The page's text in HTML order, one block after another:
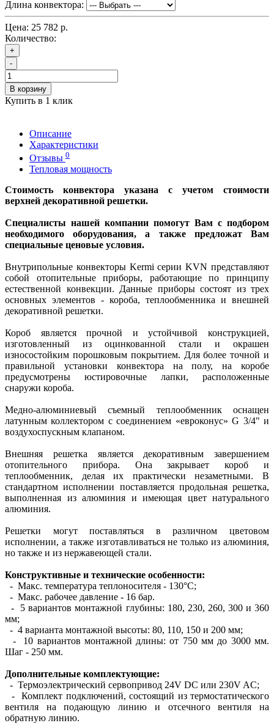
Длина конвектора:
Цена: 25 782 р.
Количество:
+
-
В корзину
Купить в 1 клик
Описание
Характеристики
Отзывы 0
Тепловая мощность
Стоимость конвектора указана с учетом стоимости
верхней декоративной решетки.
Специалисты нашей компании помогут Вам с подбором
необходимого оборудования, а также предложат Вам
специальные ценовые условия.
Внутрипольные конвекторы Kermi серии KVN представляют
собой отопительные приборы, работающие по принципу
естественной конвекции. Данные приборы состоят из трех
основных элементов - короба, теплообменника и внешней
декоративной решетки.
Короб является прочной и устойчивой конструкцией,
изготовленный из оцинкованной стали и окрашен
износостойким порошковым покрытием. Для более точной и
правильной установки конвектора на полу, на коробе
предусмотрены юстировочные лапки, расположенные
снаружи короба.
Медно-алюминиевый съемный теплообменник оснащен
латунным коллектором с соединением «евроконус» G 3/4" и
воздухоспускным клапаном.
Внешняя решетка является декоративным завершением
отопительного прибора. Она закрывает короб и
теплообменник, делая их практически незаметными. В
стандартном исполнении поставляется продольная решетка,
выполненная из алюминия и имеющая цвет натурального
алюминия.
Решетки могут поставляться в различном цветовом
исполнении, а также изготавливаться не только из алюминия,
но также и из нержавеющей стали.
Конструктивные и технические особенности:
- Макс. температура теплоносителя - 130°С;
- Макс. рабочее давление - 16 бар.
- 5 вариантов монтажной глубины: 180, 230, 260, 300 и 360
мм;
- 4 варианта монтажной высоты: 80, 110, 150 и 200 мм;
- 10 вариантов монтажной длины: от 750 мм до 3000 мм.
Шаг - 250 мм.
Дополнительные комплектующие:
- Термоэлектрический сервопривод 24V DC или 230V AC;
- Комплект подключений, состоящий из термостатического
вентиля на подающую линию и отсечного вентиля на
обратную линию.